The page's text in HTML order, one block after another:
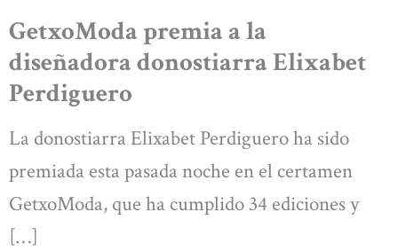
GetxoModa premia a la
diseñadora donostiarra Elixabet
Perdiguero
La donostiarra Elixabet Perdiguero ha sido
premiada esta pasada noche en el certamen
GetxoModa, que ha cumplido 34 ediciones y
[…]